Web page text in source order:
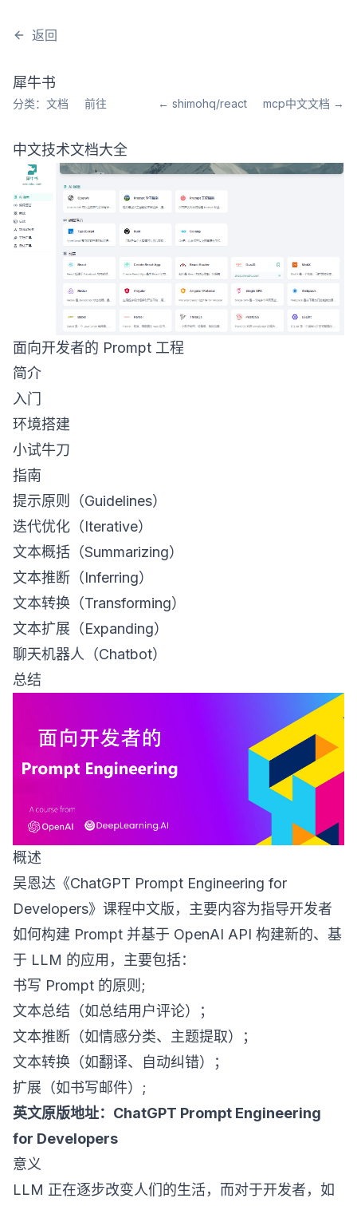
返回
犀牛书
分类：文档 前往 ← shimohq/react mcp中文文档 →
中文技术文档大全
面向开发者的 Prompt 工程
简介
入门
环境搭建
小试牛刀
指南
提示原则（Guidelines）
迭代优化（Iterative）
文本概括（Summarizing）
文本推断（Inferring）
文本转换（Transforming）
文本扩展（Expanding）
聊天机器人（Chatbot）
总结
概述​
吴恩达《ChatGPT Prompt Engineering for
Developers》课程中文版，主要内容为指导开发者
如何构建 Prompt 并基于 OpenAI API 构建新的、基
于 LLM 的应用，主要包括：
书写 Prompt 的原则;
文本总结（如总结用户评论）；
文本推断（如情感分类、主题提取）；
文本转换（如翻译、自动纠错）；
扩展（如书写邮件）;
英文原版地址： ChatGPT Prompt Engineering
for Developers
意义​
LLM 正在逐步改变人们的生活，而对于开发者，如